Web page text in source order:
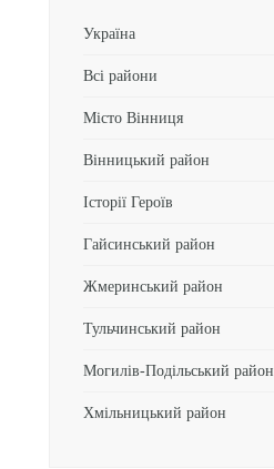
Україна
Всі райони
Місто Вінниця
Вінницький район
Історії Героїв
Гайсинський район
Жмеринський район
Тульчинський район
Могилів-Подільський район
Хмільницький район